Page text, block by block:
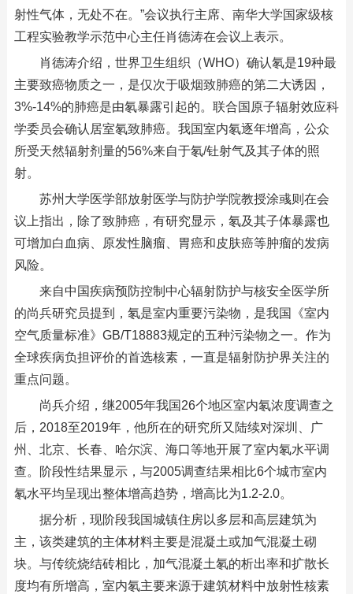
射性气体，无处不在。”会议执行主席、南华大学国家级核
工程实验教学示范中心主任肖德涛在会议上表示。
肖德涛介绍，世界卫生组织（WHO）确认氡是19种最
主要致癌物质之一，是仅次于吸烟致肺癌的第二大诱因，
3%-14%的肺癌是由氡暴露引起的。联合国原子辐射效应科
学委员会确认居室氡致肺癌。我国室内氡逐年增高，公众
所受天然辐射剂量的56%来自于氡/钍射气及其子体的照
射。
苏州大学医学部放射医学与防护学院教授涂彧则在会
议上指出，除了致肺癌，有研究显示，氡及其子体暴露也
可增加白血病、原发性脑瘤、胃癌和皮肤癌等肿瘤的发病
风险。
来自中国疾病预防控制中心辐射防护与核安全医学所
的尚兵研究员提到，氡是室内重要污染物，是我国《室内
空气质量标准》GB/T18883规定的五种污染物之一。作为
全球疾病负担评价的首选核素，一直是辐射防护界关注的
重点问题。
尚兵介绍，继2005年我国26个地区室内氡浓度调查之
后，2018至2019年，他所在的研究所又陆续对深圳、广
州、北京、长春、哈尔滨、海口等地开展了室内氡水平调
查。阶段性结果显示，与2005调查结果相比6个城市室内
氡水平均呈现出整体增高趋势，增高比为1.2-2.0。
据分析，现阶段我国城镇住房以多层和高层建筑为
主，该类建筑的主体材料主要是混凝土或加气混凝土砌
块。与传统烧结砖相比，加气混凝土氡的析出率和扩散长
度均有所增高，室内氡主要来源于建筑材料中放射性核素